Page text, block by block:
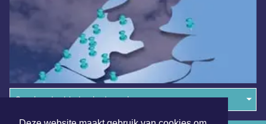
Overige dagbladen in de regio